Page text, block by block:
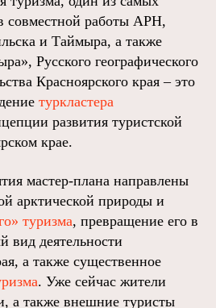
совместной работы АРН,
и Таймыра, а также
Русского географического
Красноярского края – это
туркластера
развития туристской
крае.
мастер-плана направлены
арктической природы и
туризма, превращение его в
вид деятельности
а также существенное
. Уже сейчас жители
а также внешние туристы